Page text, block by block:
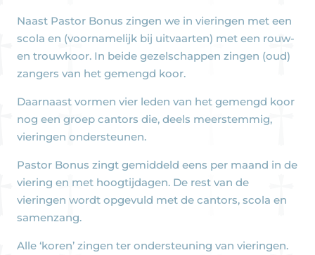
Naast Pastor Bonus zingen we in vieringen met een
scola en (voornamelijk bij uitvaarten) met een rouw-
en trouwkoor. In beide gezelschappen zingen (oud)
zangers van het gemengd koor.
Daarnaast vormen vier leden van het gemengd koor
nog een groep cantors die, deels meerstemmig,
vieringen ondersteunen.
Pastor Bonus zingt gemiddeld eens per maand in de
viering en met hoogtijdagen. De rest van de
vieringen wordt opgevuld met de cantors, scola en
samenzang.
Alle ‘koren’ zingen ter ondersteuning van vieringen.